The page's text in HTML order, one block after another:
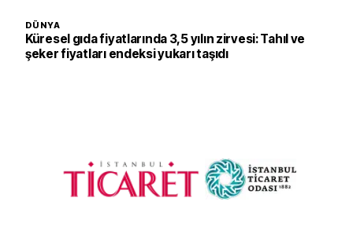
DÜNYA
Küresel gıda fiyatlarında 3,5 yılın zirvesi: Tahıl ve
şeker fiyatları endeksi yukarı taşıdı